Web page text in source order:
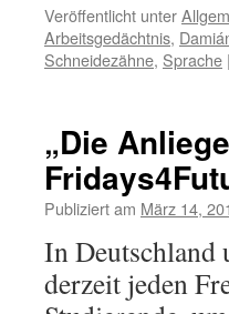
Veröffentlicht unter
Arbeitsgedächtnis,
Schneidezähne, Sprache |
„Die
Publiziert am März 14,
In Deutschland
derzeit jeden